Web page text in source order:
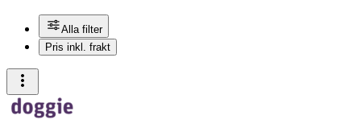
Alla filter
Pris inkl. frakt